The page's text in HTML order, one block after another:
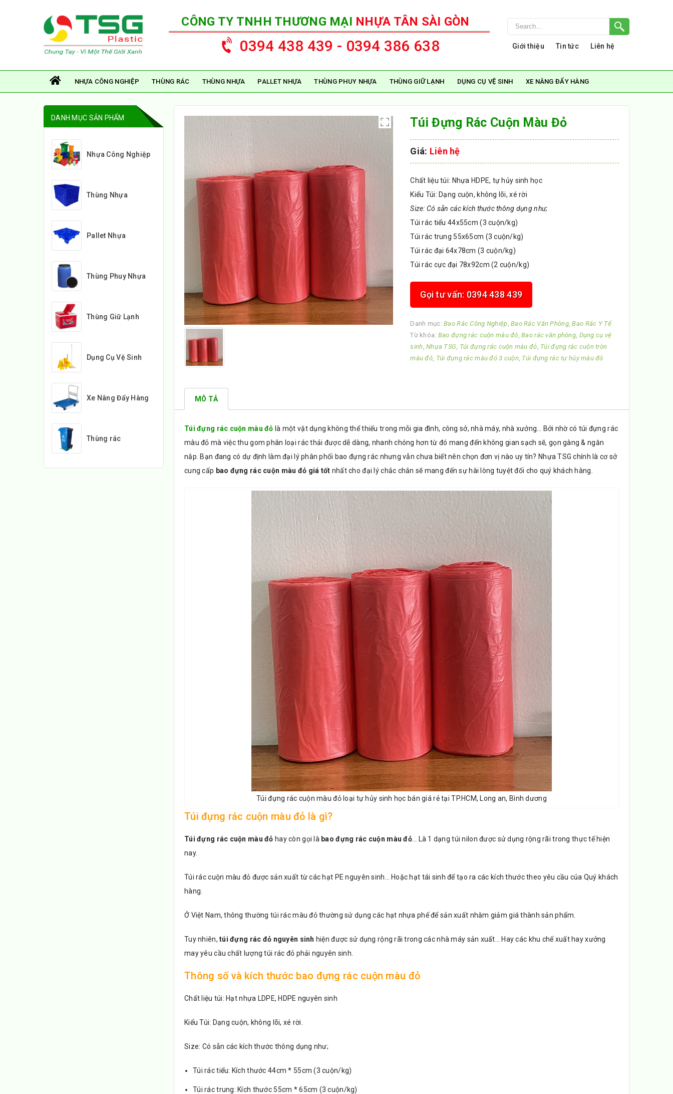
CÔNG TY TNHH THƯƠNG MẠI NHỰA TÂN SÀI GÒN
0394 438 439 - 0394 386 638 Giới thiệu Tin tức Liên hệ
NHỰA CÔNG NGHIỆP THÙNG RÁC THÙNG NHỰA PALLET NHỰA THÙNG PHUY NHỰA THÙNG GIỮ LẠNH DỤNG CỤ VỆ SINH XE NÂNG ĐẨY HÀNG
Túi Đựng Rác Cuộn Màu Đỏ
Giá: Liên hệ
Chất liệu túi: Nhựa HDPE, tự hủy sinh học
Kiểu Túi: Dạng cuộn, không lõi, xé rời
Size: Có sẵn các kích thước thông dụng như;
Túi rác tiểu 44x55cm (3 cuộn/kg)
Túi rác trung 55x65cm (3 cuộn/kg)
Túi rác đại 64x78cm (3 cuộn/kg)
Túi rác cực đại 78x92cm (2 cuộn/kg)
Gọi tư vấn: 0394 438 439
Danh mục:Bao Rác Công Nghiệp,Bao Rác Văn Phòng,Bao Rác Y Tế
Từ khóa: Bao đựng rác cuộn màu đỏ,Bao rác văn phòng, Dụng cụ vệ
sinh,Nhựa TSG, Túi đựng rác cuộn màu đỏ, Túi đựng rác cuộn tròn
màu đỏ, Túi đựng rác màu đỏ 3 cuộn, Túi đựng rác tự hủy màu đỏ
MÔ TẢ
Túi đựng rác cuộn màu đỏ là một vật dụng không thể thiếu trong mỗi gia đình, công sở, nhà máy, nhà xưởng… Bởi nhờ có túi đựng rác
màu đỏ mà việc thu gom phân loại rác thải được dễ dàng, nhanh chóng hơn từ đó mang đến không gian sạch sẽ, gọn gàng & ngăn
nắp. Bạn đang có dự định làm đại lý phân phối bao đựng rác nhưng vẫn chưa biết nên chọn đơn vị nào uy tín? Nhựa TSG chính là cơ sở
cung cấp bao đựng rác cuộn màu đỏ giá tốt nhất cho đại lý chắc chắn sẽ mang đến sự hài lòng tuyệt đối cho quý khách hàng.
Túi đựng rác cuộn màu đỏ loại tự hủy sinh học bán giá rẻ tại TP.HCM, Long an, Bình dương
Túi đựng rác cuộn màu đỏ là gì?
Túi đựng rác cuộn màu đỏ hay còn gọi là bao đựng rác cuộn màu đỏ… Là 1 dạng túi nilon được sử dụng rộng rãi trong thực tế hiện
nay.
Túi rác cuộn màu đỏ được sản xuất từ các hạt PE nguyên sinh… Hoặc hạt tái sinh để tạo ra các kích thước theo yêu cầu của Quý khách
hàng.
Ở Việt Nam, thông thường túi rác màu đỏ thường sử dụng các hạt nhựa phế để sản xuất nhằm giảm giá thành sản phẩm.
Tuy nhiên,túi đựng rác đỏ nguyên sinh hiện được sử dụng rộng rãi trong các nhà máy sản xuất… Hay các khu chế xuất hay xưởng
may yêu cầu chất lượng túi rác đỏ phải nguyên sinh.
Thông số và kích thước bao đựng rác cuộn màu đỏ
Chất liệu túi: Hạt nhựa LDPE, HDPE nguyên sinh
Kiểu Túi: Dạng cuộn, không lõi, xé rời.
Size: Có sẵn các kích thước thông dụng như;
Túi rác tiểu: Kích thước 44cm * 55cm (3 cuộn/kg)
Túi rác trung: Kích thước 55cm * 65cm (3 cuộn/kg)
DANH MỤC SẢN PHẨM
Nhựa Công Nghiệp
Thùng Nhựa
Pallet Nhựa
Thùng Phuy Nhựa
Thùng Giữ Lạnh
Dụng Cụ Vệ Sinh
Xe Nâng Đẩy Hàng
Thùng rác